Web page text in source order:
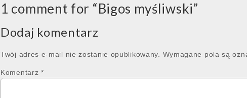
1 comment for “Bigos myśliwski”
Dodaj komentarz
Twój adres e-mail nie zostanie opublikowany. Wymagane pola są
Komentarz *